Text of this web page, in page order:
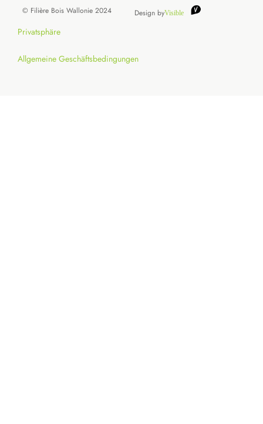
© Filière Bois Wallonie 2024
Privatsphäre
Allgemeine Geschäftsbedingungen
Design byVisible